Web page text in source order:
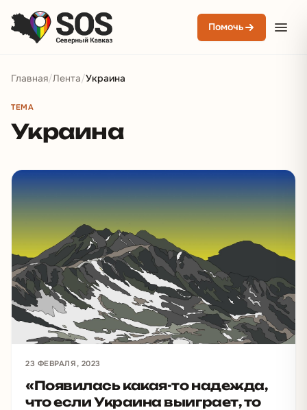
Помочь
Главная/Лента/Украина
ТЕМА
Украина
23 ФЕВРАЛЯ, 2023
«Появилась какая-то надежда,
что если Украина выиграет, то